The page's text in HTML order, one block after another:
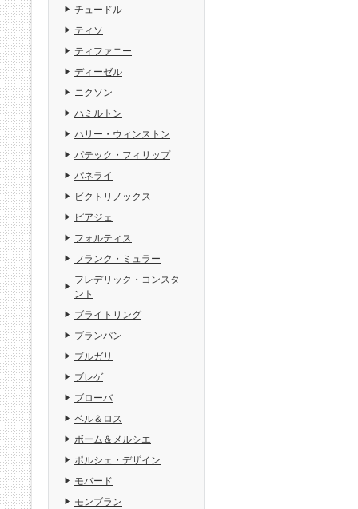
チュードル
ティソ
ティファニー
ディーゼル
ニクソン
ハミルトン
ハリー・ウィンストン
パテック・フィリップ
パネライ
ビクトリノックス
ピアジェ
フォルティス
フランク・ミュラー
フレデリック・コンスタ
ント
ブライトリング
ブランパン
ブルガリ
ブレゲ
ブローバ
ベル＆ロス
ボーム＆メルシエ
ポルシェ・デザイン
モバード
モンブラン